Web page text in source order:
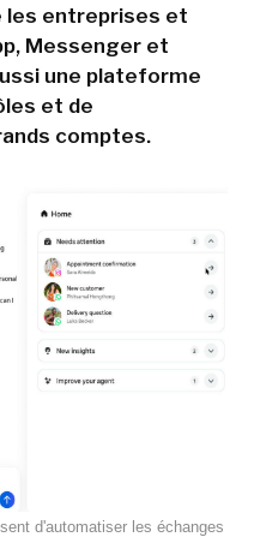
les entreprises et
Messenger et
une plateforme
et de
comptes.
d'automatiser les échanges